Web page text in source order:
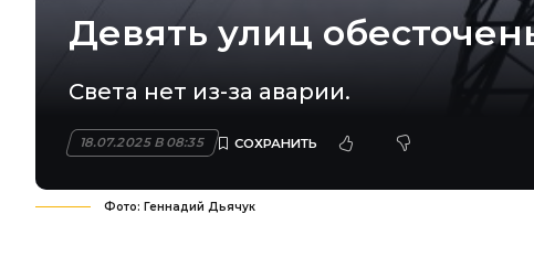
Девять улиц
Света нет из-за аварии.
18.07.2025 В 08:35
Фото: Геннадий Дьячук